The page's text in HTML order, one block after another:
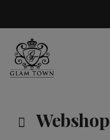
Webshop